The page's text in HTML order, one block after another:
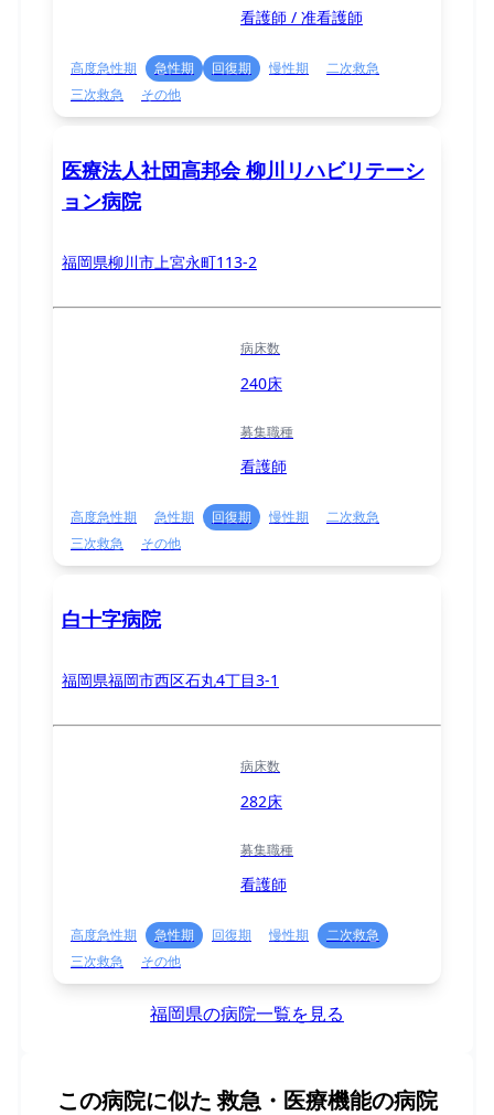
看護師 / 准看護師
高度急性期 急性期 回復期 慢性期
二次救急
三次救急
その他
医療法人社団高邦会 柳川リハビリテーシ
ョン病院
福岡県柳川市上宮永町113-2
病床数
240床
募集職種
看護師
高度急性期 急性期 回復期 慢性期
二次救急
三次救急
その他
白十字病院
福岡県福岡市西区石丸4丁目3-1
病床数
282床
募集職種
看護師
高度急性期 急性期 回復期 慢性期
二次救急
三次救急
その他
福岡県の病院一覧を見る
この病院に似た 救急・医療機能の病院